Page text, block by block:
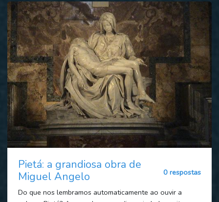
Pietá: a grandiosa obra de
Miguel Angelo
0 respostas
Do que nos lembramos automaticamente ao ouvir a